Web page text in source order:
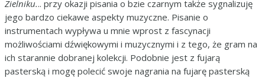
Zielniku... przy okazji pisania o bzie czarnym także sygnalizuję
jego bardzo ciekawe aspekty muzyczne. Pisanie o
instrumentach wypływa u mnie wprost z fascynacji
możliwościami dźwiękowymi i muzycznymi i z tego, że gram na
ich starannie dobranej kolekcji. Podobnie jest z fujarą
pasterską i mogę polecić swoje nagrania na fujarę pasterską